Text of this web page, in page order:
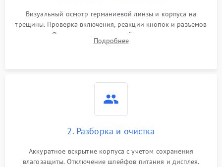
Визуальный осмотр германиевой линзы и корпуса на
трещины. Проверка включения, реакции кнопок и разъемов
зарядки. Оценка вывода тепловой сигнатуры на экран,
проверка базовых функций и считывание системных
Подробнее
2. Разборка и очистка
Аккуратное вскрытие корпуса с учетом сохранения
влагозащиты. Отключение шлейфов питания и дисплея.